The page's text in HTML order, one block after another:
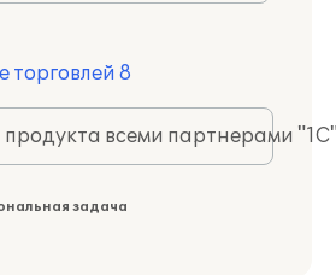
торговлей 8
всеми партнерами
задача